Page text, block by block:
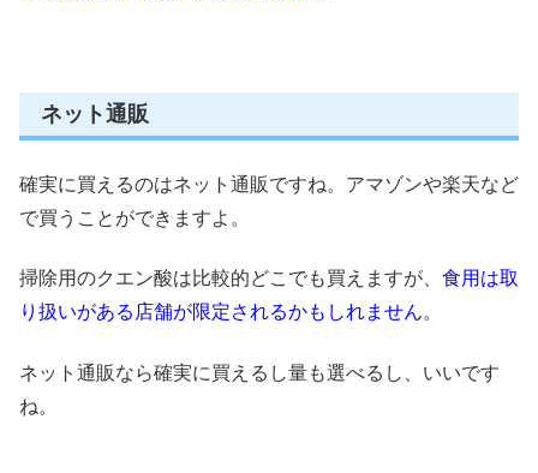
ネット通販
確実に買えるのはネット通販ですね。アマゾンや楽天など
で買うことができますよ。
掃除用のクエン酸は比較的どこでも買えますが、 食用は取
り扱いがある店舗が限定されるかもしれません。
ネット通販なら確実に買えるし量も選べるし、いいです
ね。